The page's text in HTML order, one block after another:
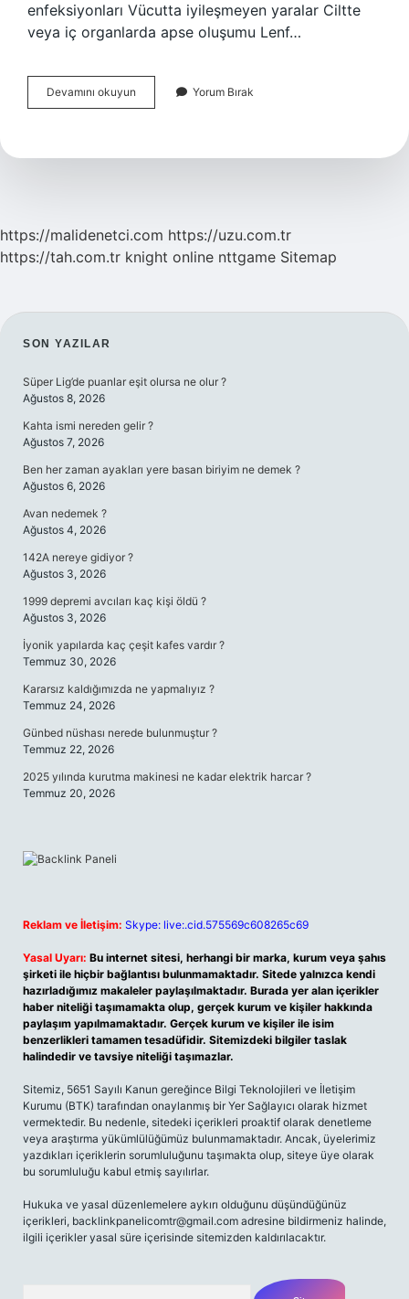
enfeksiyonları Vücutta iyileşmeyen yaralar Ciltte
veya iç organlarda apse oluşumu Lenf…
Devamını okuyun Bağışıklık
Sistemi
Olur
Yorum Bırak
https://malidenetci.com https://uzu.com.tr
https://tah.com.tr knight online nttgame Sitemap
SIDEBAR
SON YAZILAR
Süper Lig’de puanlar eşit olursa ne olur ?
Ağustos 8, 2026
Kahta ismi nereden gelir ?
Ağustos 7, 2026
Ben her zaman ayakları yere basan biriyim ne demek ?
Ağustos 6, 2026
Avan nedemek ?
Ağustos 4, 2026
142A nereye gidiyor ?
Ağustos 3, 2026
1999 depremi avcıları kaç kişi öldü ?
Ağustos 3, 2026
İyonik yapılarda kaç çeşit kafes vardır ?
Temmuz 30, 2026
Kararsız kaldığımızda ne yapmalıyız ?
Temmuz 24, 2026
Günbed nüshası nerede bulunmuştur ?
Temmuz 22, 2026
2025 yılında kurutma makinesi ne kadar elektrik harcar ?
Temmuz 20, 2026
Reklam ve İletişim: Skype: live:.cid.575569c608265c69
Yasal Uyarı: Bu internet sitesi, herhangi bir marka, kurum veya şahıs
şirketi ile hiçbir bağlantısı bulunmamaktadır. Sitede yalnızca kendi
hazırladığımız makaleler paylaşılmaktadır. Burada yer alan içerikler
haber niteliği taşımamakta olup, gerçek kurum ve kişiler hakkında
paylaşım yapılmamaktadır. Gerçek kurum ve kişiler ile isim
benzerlikleri tamamen tesadüfidir. Sitemizdeki bilgiler taslak
halindedir ve tavsiye niteliği taşımazlar.
Sitemiz, 5651 Sayılı Kanun gereğince Bilgi Teknolojileri ve İletişim
Kurumu (BTK) tarafından onaylanmış bir Yer Sağlayıcı olarak hizmet
vermektedir. Bu nedenle, sitedeki içerikleri proaktif olarak denetleme
veya araştırma yükümlülüğümüz bulunmamaktadır. Ancak, üyelerimiz
yazdıkları içeriklerin sorumluluğunu taşımakta olup, siteye üye olarak
bu sorumluluğu kabul etmiş sayılırlar.
Hukuka ve yasal düzenlemelere aykırı olduğunu düşündüğünüz
içerikleri, backlinkpanelicomtr@gmail.com adresine bildirmeniz halinde,
ilgili içerikler yasal süre içerisinde sitemizden kaldırılacaktır.